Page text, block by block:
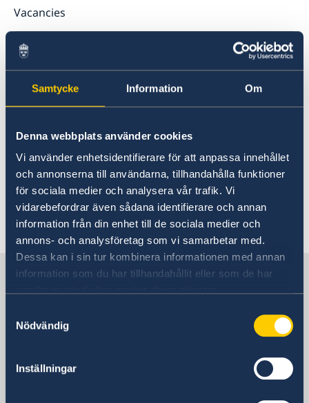
Samtycke Information Om
Denna webbplats använder cookies
Vi använder enhetsidentifierare för att anpassa innehållet
och annonserna till användarna, tillhandahålla funktioner
för sociala medier och analysera vår trafik. Vi
vidarebefordrar även sådana identifierare och annan
information från din enhet till de sociala medier och
annons- och analysföretag som vi samarbetar med.
Dessa kan i sin tur kombinera informationen med annan
information som du har tillhandahållit eller som de har
Nödvändig
Inställningar
Vacancies
Liberia, Monrovia
About us
Vacancies
Facts on Liberia
Sweden’s Development Cooperation
Sweden supports respect for SRHR in Liberia
Non-Acceptance of Corruption
Doing business in Liberia
Travelling to Sweden
Current
Current News
Embassy closed
Vacancies
On this page we publish vacancies at
the embassy in Monrovia. You will find
any ads in the submenu below. If the
submenu is empty, we have no
vacancies.
Sweden in Liberia, Monrovia
Embassy
LCL Compound